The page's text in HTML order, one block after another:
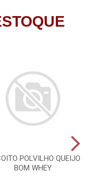
POLVILHO QUEIJO
BOM WHEY